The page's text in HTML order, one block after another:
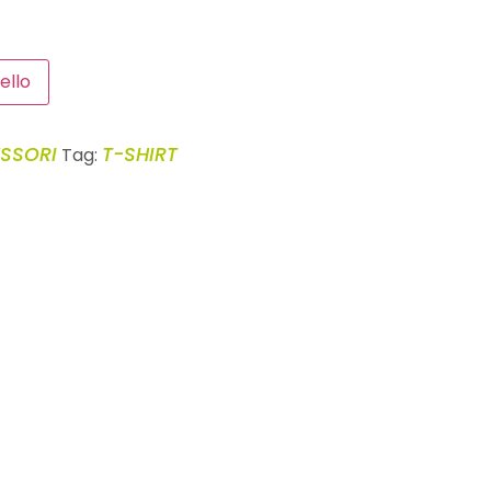
Tag: T-SHIRT